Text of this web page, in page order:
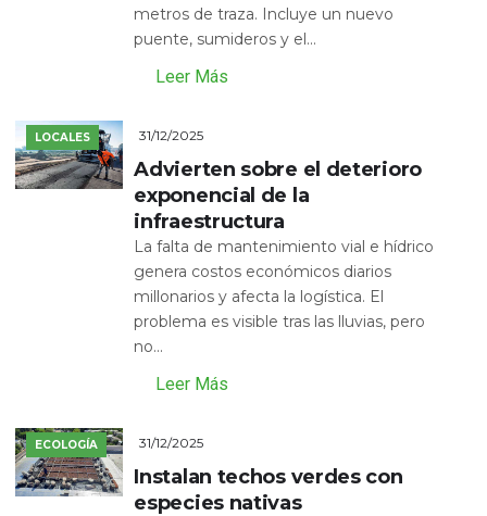
metros de traza. Incluye un nuevo
puente, sumideros y el...
Leer Más
LOCALES 31/12/2025
Advierten sobre el deterioro
exponencial de la
infraestructura
La falta de mantenimiento vial e hídrico
genera costos económicos diarios
millonarios y afecta la logística. El
problema es visible tras las lluvias, pero
no...
Leer Más
ECOLOGÍA 31/12/2025
Instalan techos verdes con
especies nativas